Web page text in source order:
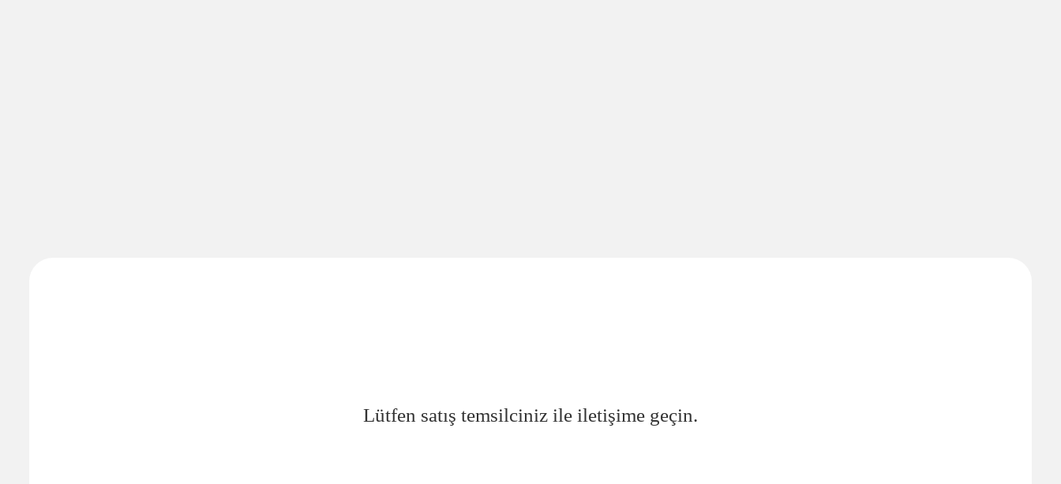
Lütfen satış temsilciniz ile iletişime geçin.